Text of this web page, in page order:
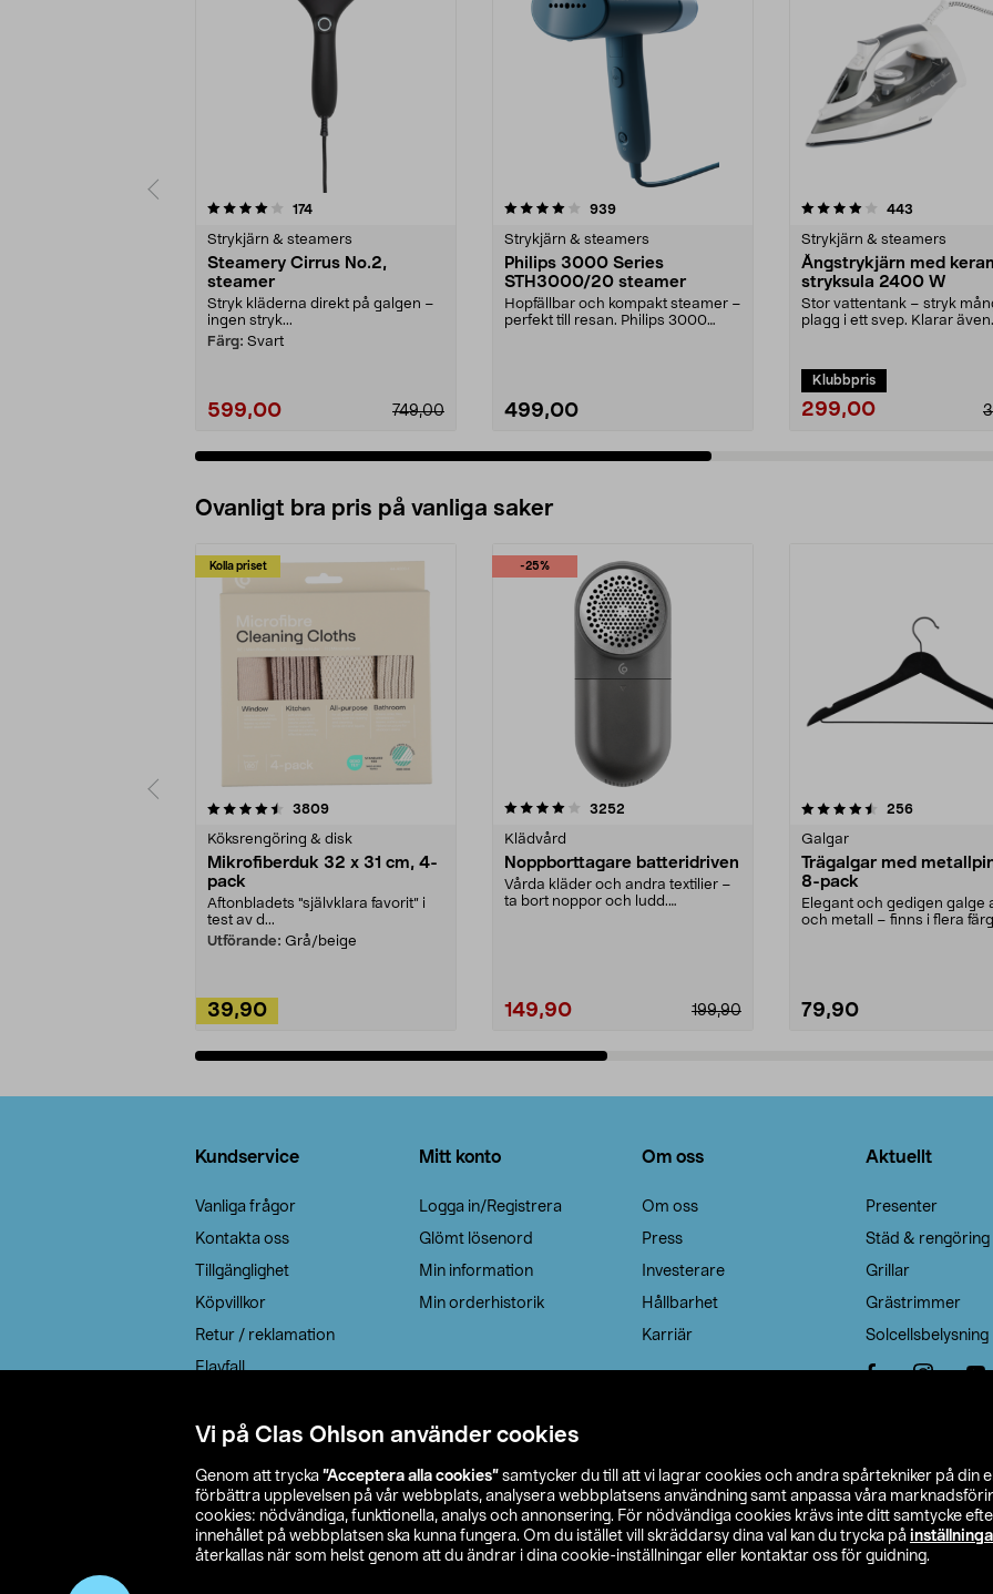
Vi på Clas Ohlson använder cookies
Genom att trycka ”Acceptera alla cookies” samtycker du till att vi lagrar cookies och andra spårtekniker på din
förbättra upplevelsen på vår webbplats, analysera webbplatsens användning samt anpassa våra
cookies: nödvändiga, funktionella, analys och annonsering. För nödvändiga cookies krävs inte ditt samtycke
innehållet på webbplatsen ska kunna fungera. Om du istället vill skräddarsy dina val kan du trycka på
återkallas när som helst genom att du ändrar i dina cookie-inställningar eller kontaktar oss för guidning.
174recensioner
Strykjärn & steamers
Steamery Cirrus No.2,
steamer
Stryk kläderna direkt på galgen –
ingen stryk...
Färg: Svart
599,00 749,00
4.0 av 5 stjärnor 939recensioner
Strykjärn & steamers
Philips 3000 Series
STH3000/20 steamer
Hopfällbar och kompakt steamer –
perfekt till resan. Philips 3000
499,00
4.0 av 5 stjärnor 443
Strykjärn & steamers
Ångstrykjärn med
stryksula 2400 W
Stor vattentank – stryk
plagg i ett svep. Klarar även
Klubbpris
299,00
4.0 av 5 stjärnor
Ovanligt bra pris på vanliga saker
Kolla priset
3809recensioner
Köksrengöring & disk
Mikrofiberduk 32 x 31 cm, 4-
pack
Aftonbladets "självklara favorit” i
test av d...
Utförande: Grå/beige
39,90
-25%
4.0av 5 stjärnor 3252
Klädvård
Noppborttagare batteridriven
Vårda kläder och andra textilier –
ta bort noppor och ludd.
199,90
149,90
4.5av 5 stjärnor 256recensioner
Galgar
Trägalgar med
8-pack
Elegant och gedigen galge
och metall – finns i flera
79,90
4.0av 5 stjärnor
Kundservice
Vanliga frågor
Kontakta oss
Tillgänglighet
Köpvillkor
Retur / reklamation
Elavfall
Leveransalternativ
Mitt konto
Logga in/Registrera
Glömt lösenord
Min information
Min orderhistorik
Om oss
Om oss
Press
Investerare
Hållbarhet
Karriär
Aktuellt
Presenter
Städ & rengöring
Grillar
Grästrimmer
Solcellsbelysning